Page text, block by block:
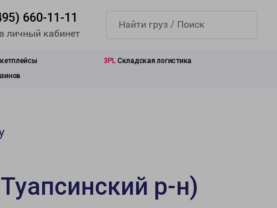
660-11-11
личный кабинет
3PL Складская логистика
р-н)